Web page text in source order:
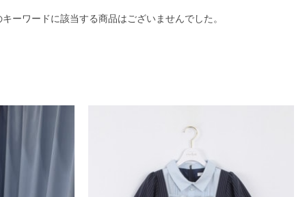
ーワードに該当する商品はございませんでした。